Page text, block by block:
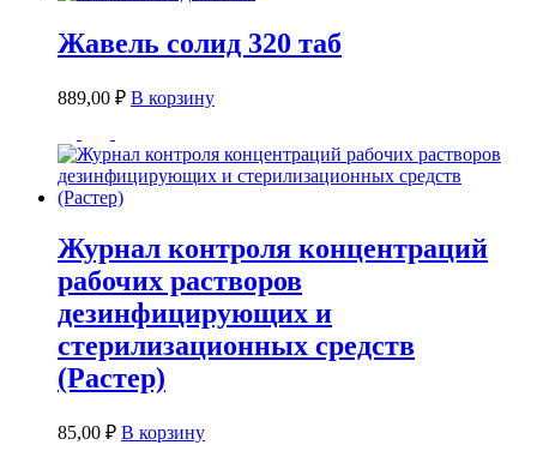
Жавель солид 320 таб
889,00 ₽ В корзину
Журнал контроля концентраций
рабочих растворов
дезинфицирующих и
стерилизационных средств
(Растер)
85,00 ₽ В корзину